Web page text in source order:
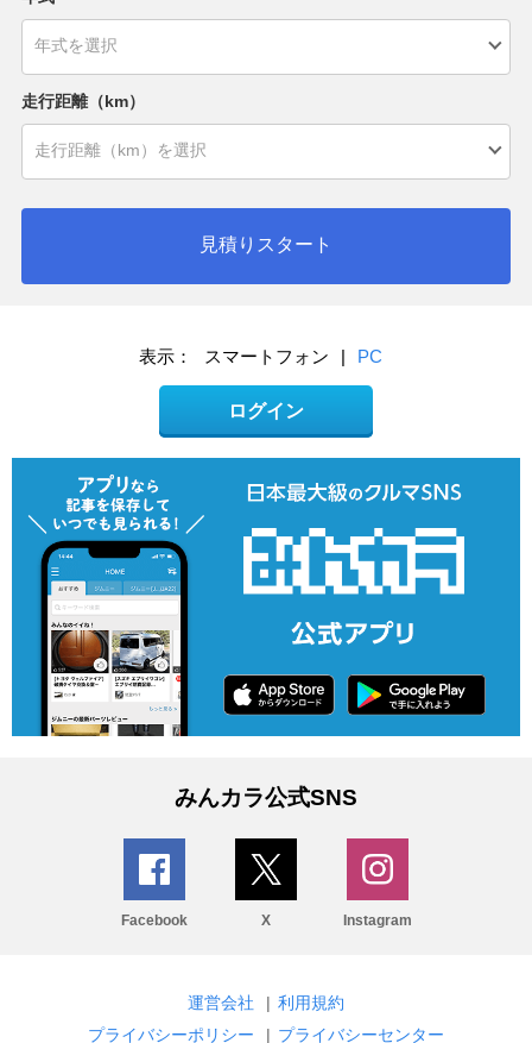
走行距離（km）
見積りスタート
表示： スマートフォン | PC
ログイン
みんカラ公式SNS
Facebook X Instagram
運営会社 | 利用規約
プライバシーポリシー
| プライバシーセンター